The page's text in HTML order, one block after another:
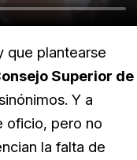
que plantearse
Superior de
Y a
oficio, pero no
la falta de